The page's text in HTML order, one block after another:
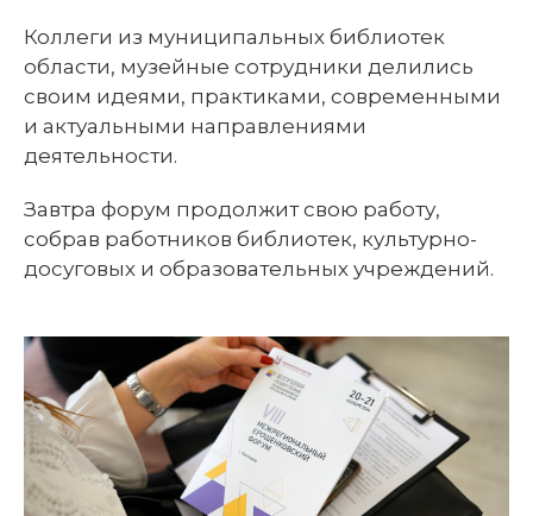
Коллеги из муниципальных библиотек
области, музейные сотрудники делились
своим идеями, практиками, современными
и актуальными направлениями
деятельности.
Завтра форум продолжит свою работу,
собрав работников библиотек, культурно-
досуговых и образовательных учреждений.